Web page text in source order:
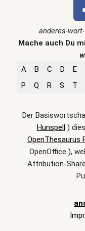
anderes-
Mache auch Du
A
B C D E
P
Q R S T
Der
Hunspell)
OpenThesaurus
OpenOffice ),
Attribution-